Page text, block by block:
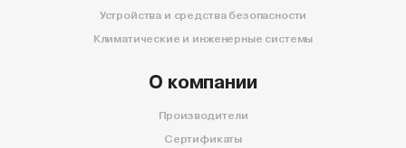
Устройства и средства безопасности
Климатические и инженерные системы
О компании
Производители
Сертификаты